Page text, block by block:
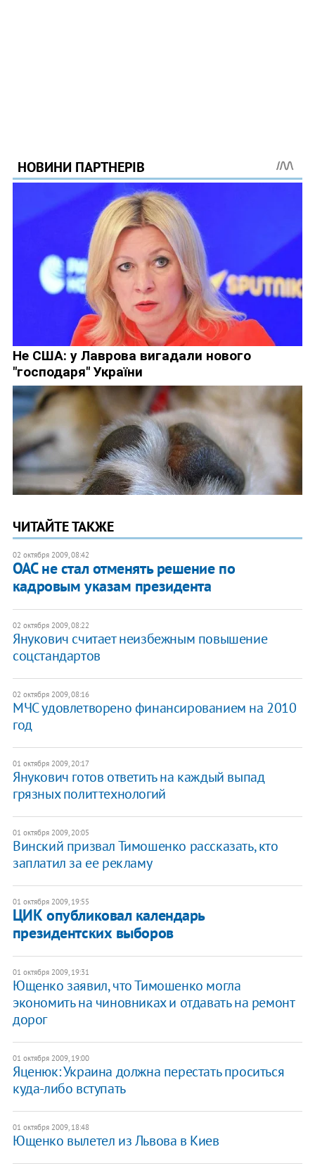
ЧИТАЙТЕ ТАКЖЕ
02 октября 2009, 08:42
ОАС не стал отменять решение по
кадровым указам президента
02 октября 2009, 08:22
Янукович считает неизбежным повышение
соцстандартов
02 октября 2009, 08:16
МЧС удовлетворено финансированием на 2010
год
01 октября 2009, 20:17
Янукович готов ответить на каждый выпад
грязных политтехнологий
01 октября 2009, 20:05
Винский призвал Тимошенко рассказать, кто
заплатил за ее рекламу
01 октября 2009, 19:55
ЦИК опубликовал календарь
президентских выборов
01 октября 2009, 19:31
Ющенко заявил, что Тимошенко могла
экономить на чиновниках и отдавать на ремонт
дорог
01 октября 2009, 19:00
Яценюк: Украина должна перестать проситься
куда-либо вступать
01 октября 2009, 18:48
Ющенко вылетел из Львова в Киев